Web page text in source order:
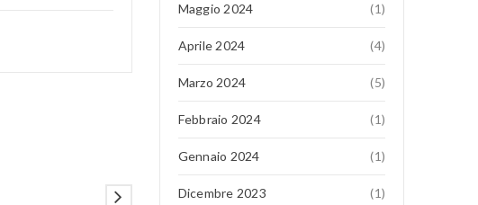
Maggio 2024 (1)
Aprile 2024 (4)
Marzo 2024 (5)
Febbraio 2024 (1)
Gennaio 2024 (1)
Dicembre 2023 (1)